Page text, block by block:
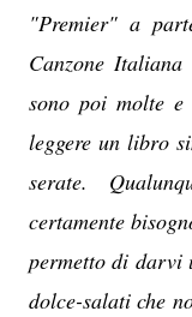
"Premier" a
Canzone
sono poi molte
leggere un libro
serate.
certamente
permetto di darvi
dolce-salati che